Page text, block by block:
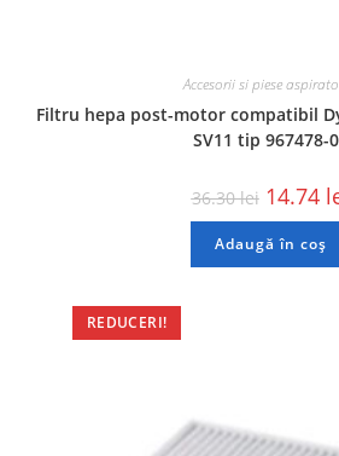
Accesorii si piese
Filtru hepa post-motor compatibil
SV11 tip 967478-
36.30lei 14.74
Adaugă în coș
REDUCERI!